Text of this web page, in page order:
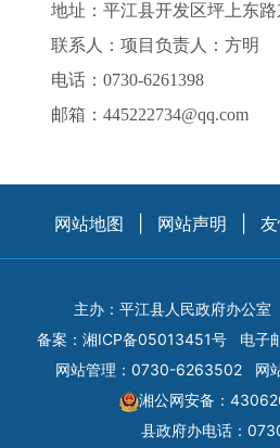
地址：平江县开发区坪上东
联系人：项目负责人：方明
电话：0730-6261398
邮箱：445222734@qq.com
网站地图 网站声明
主办：平江县人民政府办公室
备案： 湘ICP备05013451号 电子
网站管理：0730-6263502
网
湘公网安备：
县政府办电话：